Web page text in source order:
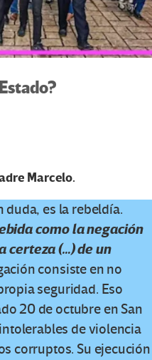
Marcelo.
duda, es la rebeldía.
comola negación
certeza (…) de un
consiste en no
seguridad. Eso
20 de octubre en San
de violencia
corruptos. Su ejecución